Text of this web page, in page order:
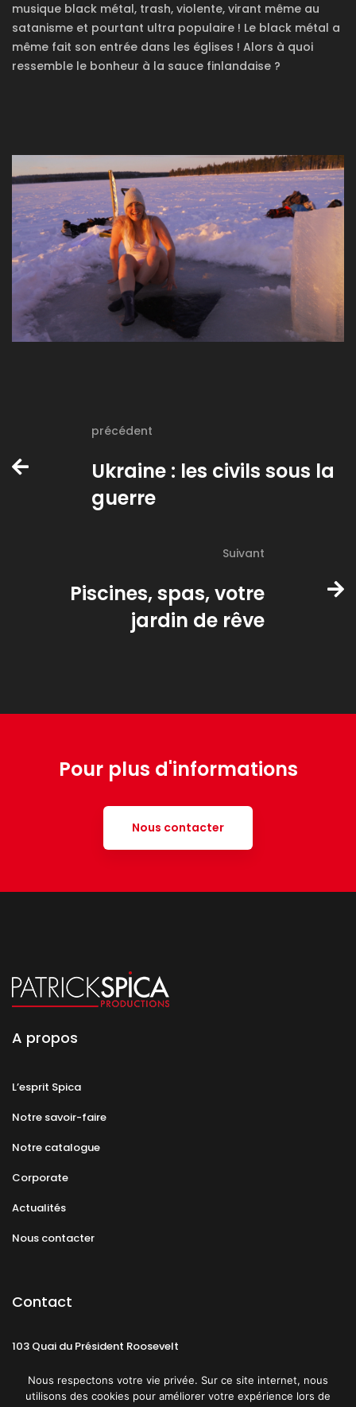
musique black métal, trash, violente, virant même au
satanisme et pourtant ultra populaire ! Le black métal a
même fait son entrée dans les églises ! Alors à quoi
ressemble le bonheur à la sauce finlandaise ?
précédent
Ukraine : les civils sous la
guerre
Suivant
Piscines, spas, votre
jardin de rêve
Pour plus d'informations
Nous contacter
A propos
L’esprit Spica
Notre savoir-faire
Notre catalogue
Corporate
Actualités
Nous contacter
Contact
103 Quai du Président Roosevelt
Nous respectons votre vie privée. Sur ce site internet, nous
utilisons des cookies pour améliorer votre expérience lors de